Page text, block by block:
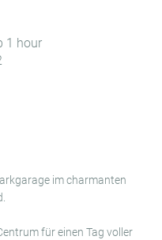
1 hour
im charmanten
für einen Tag voller